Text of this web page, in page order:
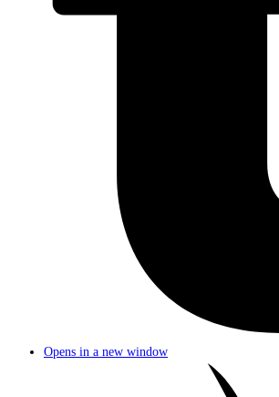
Opens in a new window